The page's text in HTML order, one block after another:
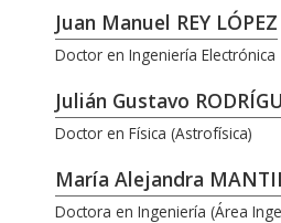
Juan Manuel REY LÓPEZ
Doctor en Ingeniería Electrónica
Julián Gustavo
Doctor en Física (Astrofísica)
María Alejandra
Doctora en Ingeniería (Área